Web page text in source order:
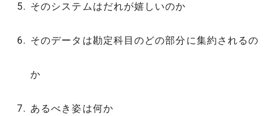
そのシステムはだれが嬉しいのか
そのデータは勘定科目のどの部分に集約されるの
か
あるべき姿は何か